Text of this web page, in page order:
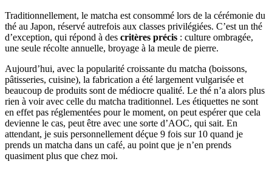
Traditionnellement, le matcha est consommé lors de la cérémonie du
thé au Japon, réservé autrefois aux classes privilégiées. C’est un thé
d’exception, qui répond à des critères précis : culture ombragée,
une seule récolte annuelle, broyage à la meule de pierre.
Aujourd’hui, avec la popularité croissante du matcha (boissons,
pâtisseries, cuisine), la fabrication a été largement vulgarisée et
beaucoup de produits sont de médiocre qualité. Le thé n’a alors plus
rien à voir avec celle du matcha traditionnel. Les étiquettes ne sont
en effet pas réglementées pour le moment, on peut espérer que cela
devienne le cas, peut être avec une sorte d’AOC, qui sait. En
attendant, je suis personnellement déçue 9 fois sur 10 quand je
prends un matcha dans un café, au point que je n’en prends
quasiment plus que chez moi.